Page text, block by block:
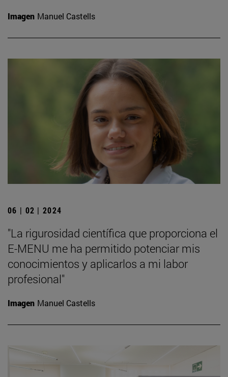
Imagen Manuel Castells
06 | 02 | 2024
"La rigurosidad científica que proporciona el
E-MENU me ha permitido potenciar mis
conocimientos y aplicarlos a mi labor
profesional"
Imagen Manuel Castells